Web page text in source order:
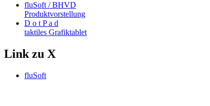
fluSoft / BHVD
Produktvorstellung
D o t P a d
taktiles Grafiktablet
Link zu X
fluSoft